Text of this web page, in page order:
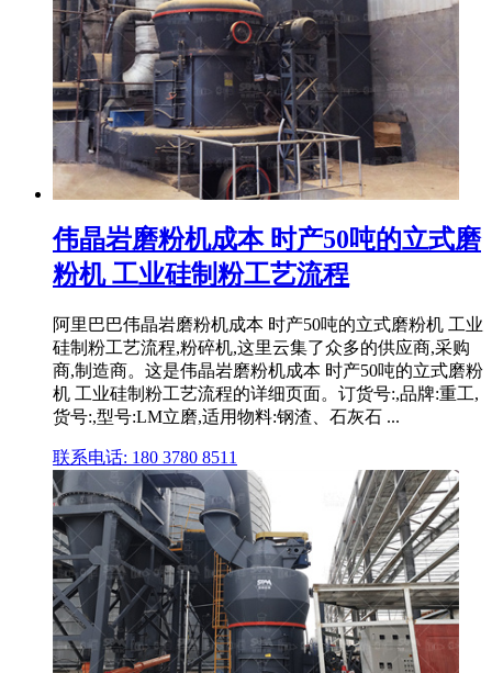
伟晶岩磨粉机成本 时产50吨的立式磨
粉机 工业硅制粉工艺流程
阿里巴巴伟晶岩磨粉机成本 时产50吨的立式磨粉机 工业
硅制粉工艺流程,粉碎机,这里云集了众多的供应商,采购
商,制造商。这是伟晶岩磨粉机成本 时产50吨的立式磨粉
机 工业硅制粉工艺流程的详细页面。订货号:,品牌:重工,
货号:,型号:LM立磨,适用物料:钢渣、石灰石 ...
联系电话: 180 3780 8511